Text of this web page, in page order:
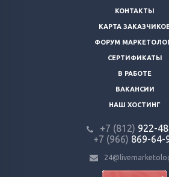
КОНТАКТЫ
КАРТА
ФОРУМ
СЕРТИФИКАТЫ
В РАБОТЕ
ВАКАНСИИ
НАШ ХОСТИНГ
+7 (812) 922-
+7 (966) 869-64-